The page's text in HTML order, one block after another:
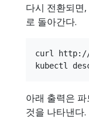
다시 전환되면
로 돌아간다.
curl http://
아래 출력은
것을 나타낸다.